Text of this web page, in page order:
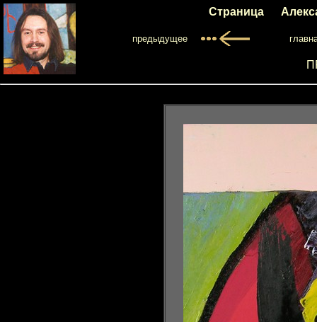
Страница
предыдущее